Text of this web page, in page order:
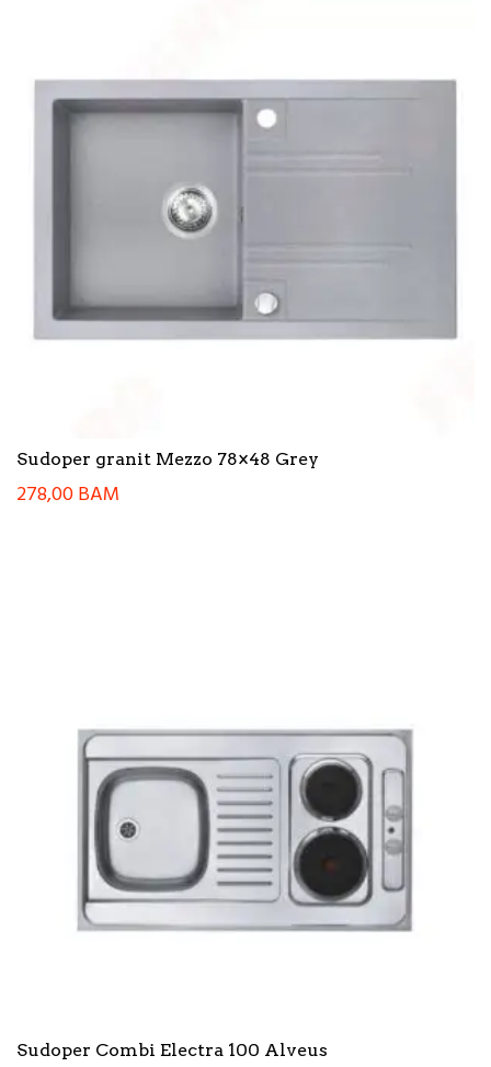
Sudoper granit Mezzo 78×48 Grey
278,00BAM
Sudoper Combi Electra 100 Alveus